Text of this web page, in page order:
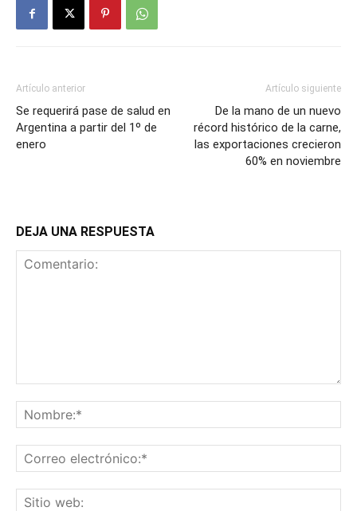
Artículo anterior
Se requerirá pase de salud en
Argentina a partir del 1º de
enero
Artículo siguiente
De la mano de un nuevo
récord histórico de la carne,
las exportaciones crecieron
60% en noviembre
DEJA UNA RESPUESTA